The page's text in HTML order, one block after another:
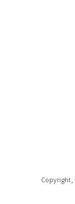
Copyright,